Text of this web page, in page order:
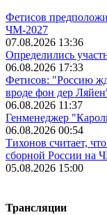
Фетисов
ЧМ-2027
07.08.2026 13:36
Определились
06.08.2026 17:33
Фетисов: "Россию
вроде фон дер
06.08.2026 11:37
Генменеджер
06.08.2026 00:54
Тихонов считает,
сборной России на
05.08.2026 15:00
Трансляции